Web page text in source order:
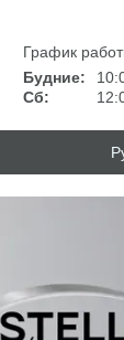
График
Будние:
Сб: